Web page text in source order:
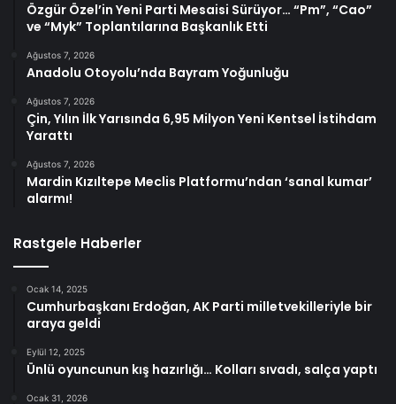
Özgür Özel’in Yeni Parti Mesaisi Sürüyor… “Pm”, “Cao”
ve “Myk” Toplantılarına Başkanlık Etti
Ağustos 7, 2026
Anadolu Otoyolu’nda Bayram Yoğunluğu
Ağustos 7, 2026
Çin, Yılın İlk Yarısında 6,95 Milyon Yeni Kentsel İstihdam
Yarattı
Ağustos 7, 2026
Mardin Kızıltepe Meclis Platformu’ndan ‘sanal kumar’
alarmı!
Rastgele Haberler
Ocak 14, 2025
Cumhurbaşkanı Erdoğan, AK Parti milletvekilleriyle bir
araya geldi
Eylül 12, 2025
Ünlü oyuncunun kış hazırlığı… Kolları sıvadı, salça yaptı
Ocak 31, 2026